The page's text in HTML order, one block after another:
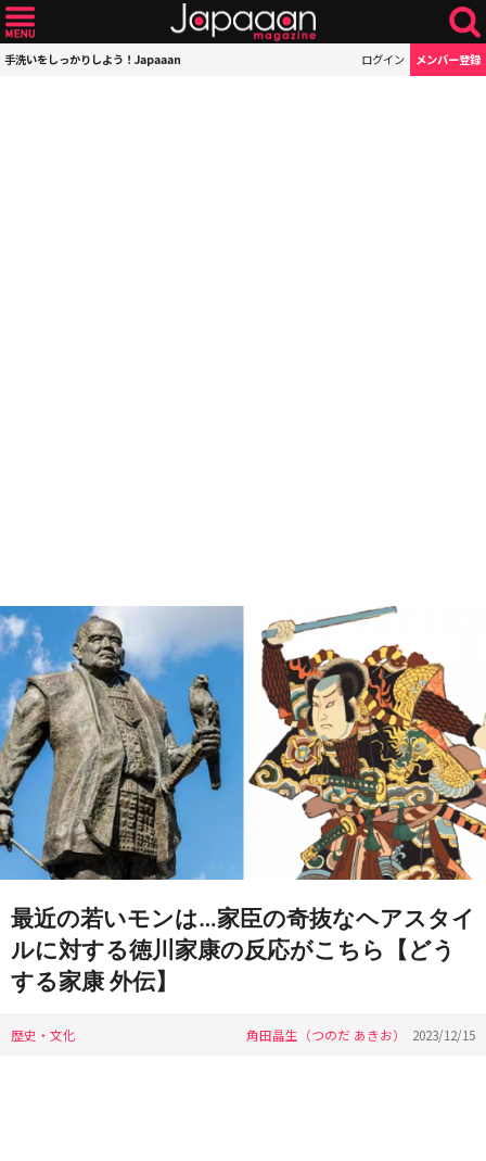
手洗いをしっかりしよう！Japaaan ログイン メンバー登録
最近の若いモンは…家臣の奇抜なヘアスタイ
ルに対する徳川家康の反応がこちら【どう
する家康 外伝】
歴史・文化 角田晶生（つのだ あきお） 2023/12/15